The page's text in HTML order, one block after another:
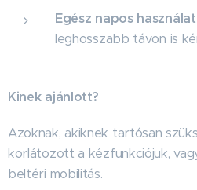
Egész napos
leghosszabb távon is
Kinek ajánlott?
Azoknak, akiknek tartósan
korlátozott a kézfunkciójuk,
beltéri mobilitás.